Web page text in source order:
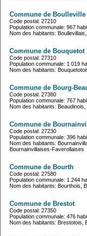
Commune de Boulleville
Code postal: 27210
Population communale: 967
Nom des habitants:
Commune de Bouquetot
Code postal: 27310
Population communale: 1 019
Nom des habitants:
Commune de Bourg-
Code postal: 27380
Population communale: 767
Nom des habitants: Beaudinois,
Commune de
Code postal: 27230
Population communale: 396
Nom des habitants:
Bournainvillaises-Faverollaises
Commune de Bourth
Code postal: 27580
Population communale: 1 244
Nom des habitants: Bourthois,
Commune de Brestot
Code postal: 27350
Population communale: 476
Nom des habitants: Brestotois,